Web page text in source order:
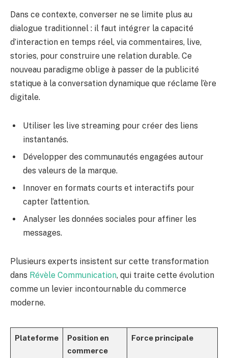
Dans ce contexte, converser ne se limite plus au
dialogue traditionnel : il faut intégrer la capacité
d’interaction en temps réel, via commentaires, live,
stories, pour construire une relation durable. Ce
nouveau paradigme oblige à passer de la publicité
statique à la conversation dynamique que réclame l’ère
digitale.
Utiliser les live streaming pour créer des liens
instantanés.
Développer des communautés engagées autour
des valeurs de la marque.
Innover en formats courts et interactifs pour
capter l’attention.
Analyser les données sociales pour affiner les
messages.
Plusieurs experts insistent sur cette transformation
dans Révèle Communication, qui traite cette évolution
comme un levier incontournable du commerce
moderne.
Plateforme
Position en
commerce
Force principale